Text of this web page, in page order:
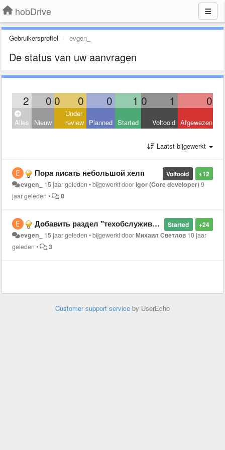
hobDrive
Gebruikersprofiel evgen_
De status van uw aanvragen
2 0 0 0 0 1 0 1 0
Alles Nieuw
Under
review Planned Started Voltooid Afgewezen
Laatst bijgewerkt
+12
Voltooid
Пора писать небольшой хелп
evgen_ 15 jaar geleden •bijgewerkt doorIgor (Core developer)9
jaar geleden • 0
+24
Started
Добавить раздел "техобслуживание"
evgen_ 15 jaar geleden •bijgewerkt doorМихаил Светлов 10 jaar
geleden • 3
Customer support service by UserEcho